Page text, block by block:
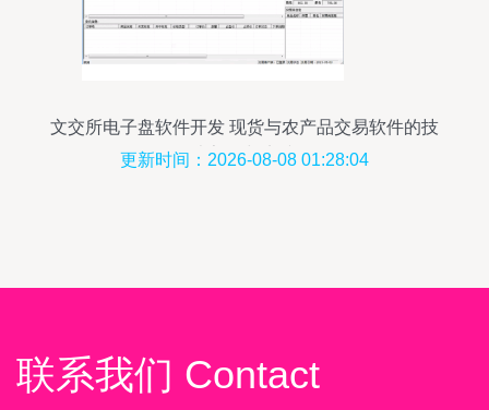
文交所电子盘软件开发 现货与农产品交易软件的技
术架构与实践
更新时间：2026-08-08 01:28:04
联系我们 Contact